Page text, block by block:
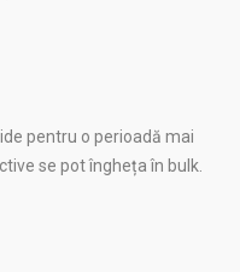
pentru o perioadă mai
se pot îngheța în bulk.